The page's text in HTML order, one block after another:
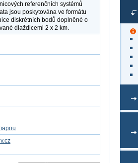
referenčních systémů
jsou poskytována ve formátu
diskrétních bodů doplněné o
dlaždicemi 2 x 2 km.